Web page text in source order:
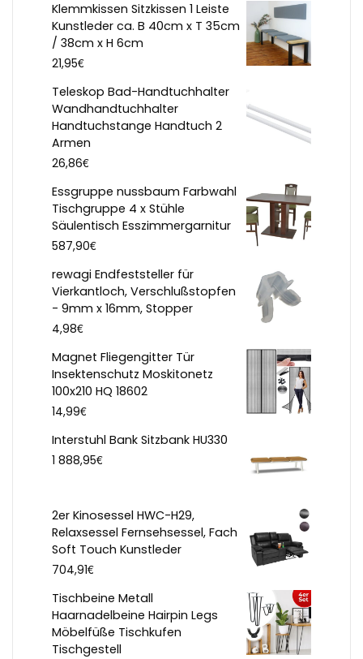
Klemmkissen Sitzkissen 1 Leiste
Kunstleder ca. B 40cm x T 35cm
/ 38cm x H 6cm
21,95€
Teleskop Bad-Handtuchhalter
Wandhandtuchhalter
Handtuchstange Handtuch 2
Armen
26,86€
Essgruppe nussbaum Farbwahl
Tischgruppe 4 x Stühle
Säulentisch Esszimmergarnitur
587,90€
rewagi Endfeststeller für
Vierkantloch, Verschlußstopfen
- 9mm x 16mm, Stopper
4,98€
Magnet Fliegengitter Tür
Insektenschutz Moskitonetz
100x210 HQ 18602
14,99€
Interstuhl Bank Sitzbank HU330
1 888,95€
2er Kinosessel HWC-H29,
Relaxsessel Fernsehsessel, Fach
Soft Touch Kunstleder
704,91€
Tischbeine Metall
Haarnadelbeine Hairpin Legs
Möbelfüße Tischkufen
Tischgestell